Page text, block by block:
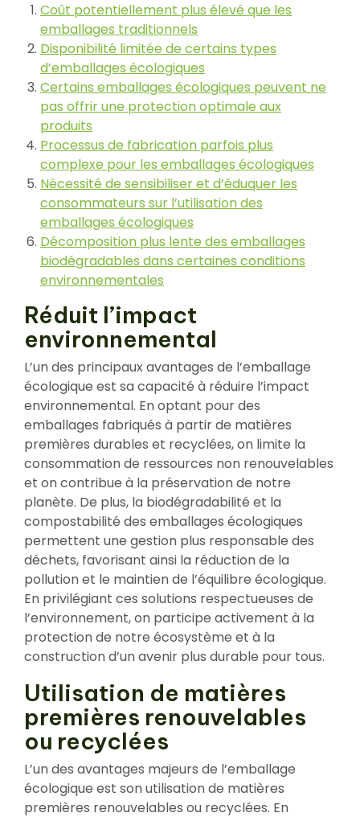
Coût potentiellement plus élevé que les
emballages traditionnels
Disponibilité limitée de certains types
d’emballages écologiques
Certains emballages écologiques peuvent ne
pas offrir une protection optimale aux
produits
Processus de fabrication parfois plus
complexe pour les emballages écologiques
Nécessité de sensibiliser et d’éduquer les
consommateurs sur l’utilisation des
emballages écologiques
Décomposition plus lente des emballages
biodégradables dans certaines conditions
environnementales
Réduit l’impact
environnemental
L’un des principaux avantages de l’emballage
écologique est sa capacité à réduire l’impact
environnemental. En optant pour des
emballages fabriqués à partir de matières
premières durables et recyclées, on limite la
consommation de ressources non renouvelables
et on contribue à la préservation de notre
planète. De plus, la biodégradabilité et la
compostabilité des emballages écologiques
permettent une gestion plus responsable des
déchets, favorisant ainsi la réduction de la
pollution et le maintien de l’équilibre écologique.
En privilégiant ces solutions respectueuses de
l’environnement, on participe activement à la
protection de notre écosystème et à la
construction d’un avenir plus durable pour tous.
Utilisation de matières
premières renouvelables
ou recyclées
L’un des avantages majeurs de l’emballage
écologique est son utilisation de matières
premières renouvelables ou recyclées. En